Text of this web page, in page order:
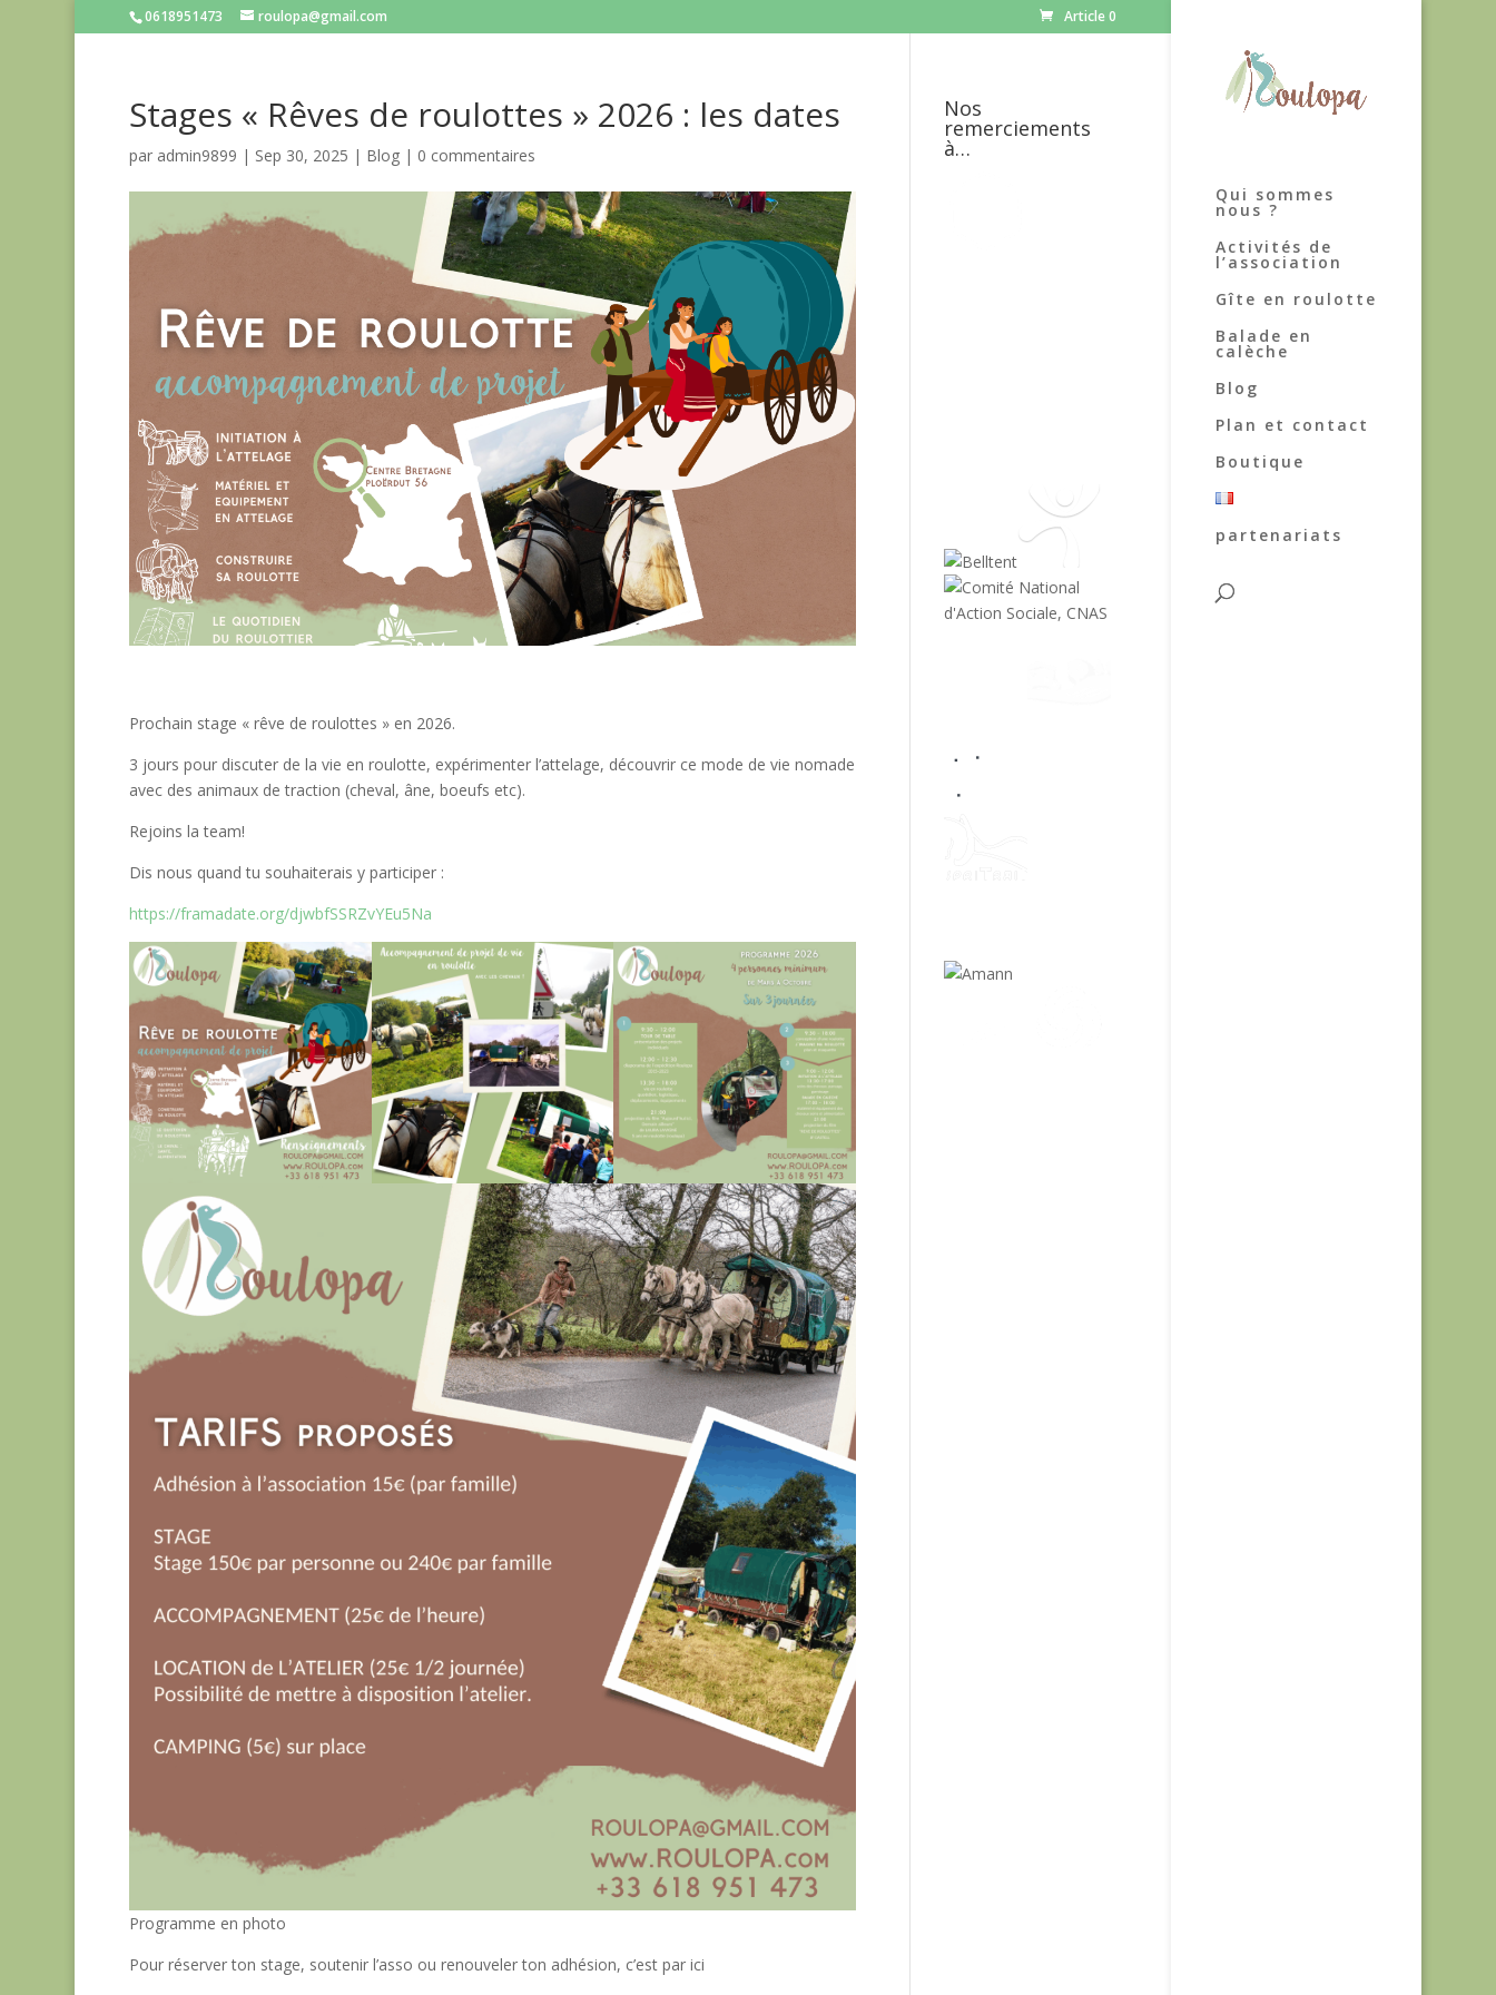
0618951473 roulopa@gmail.com Article 0
Qui sommes
nous ?
Activités de
l’association
Gîte en roulotte
Balade en
calèche
Blog
Plan et contact
Boutique
partenariats
Stages « Rêves de roulottes » 2026 : les dates
par admin9899 | Sep 30, 2025 | Blog | 0 commentaires
Prochain stage « rêve de roulottes » en 2026.
3 jours pour discuter de la vie en roulotte, expérimenter l’attelage, découvrir ce mode de vie nomade
avec des animaux de traction (cheval, âne, boeufs etc).
Rejoins la team!
Dis nous quand tu souhaiterais y participer :
https://framadate.org/djwbfSSRZvYEu5Na
Programme en photo
Pour réserver ton stage, soutenir l’asso ou renouveler ton adhésion, c’est par ici
Nos
remerciements
à…